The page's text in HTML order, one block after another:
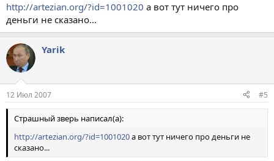
http://artezian.org/?id=1001020 а вот тут ничего про
деньги не сказано...
Yarik
12 Июл 2007 #5
Страшный зверь написал(а):
http://artezian.org/?id=1001020а вот тут ничего про деньги не
сказано...